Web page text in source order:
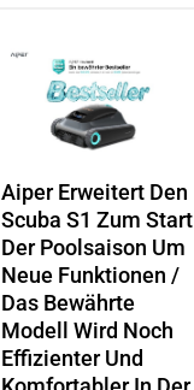
Aiper Erweitert Den
Scuba S1 Zum Start
Der Poolsaison Um
Neue Funktionen /
Das Bewährte
Modell Wird Noch
Effizienter Und